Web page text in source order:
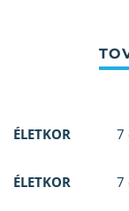
ÉLETKOR 7
ÉLETKOR 7